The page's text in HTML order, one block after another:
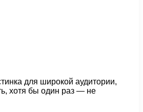
для широкой аудитории,
хотя бы один раз — не